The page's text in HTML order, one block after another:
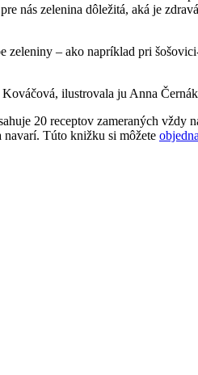
nás zelenina dôležitá, aká je
– ako napríklad pri
ilustrovala ju Anna
20 receptov zameraných
Túto knižku si môžete